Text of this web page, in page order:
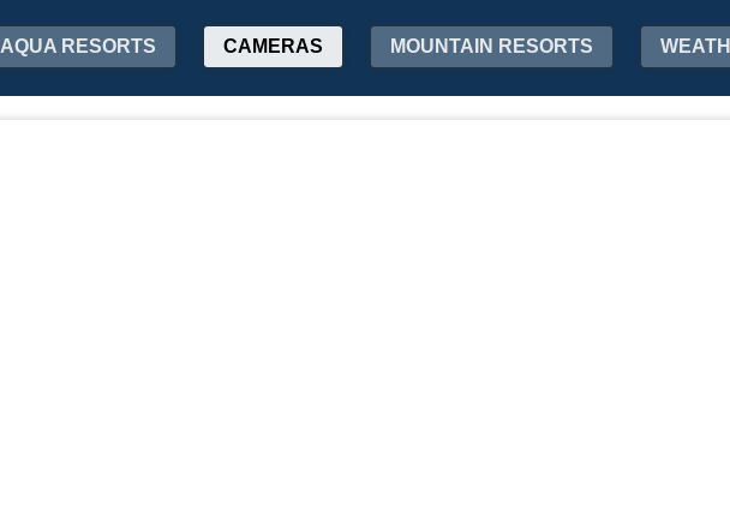
AQUA RESORTS CAMERAS MOUNTAIN RESORTS